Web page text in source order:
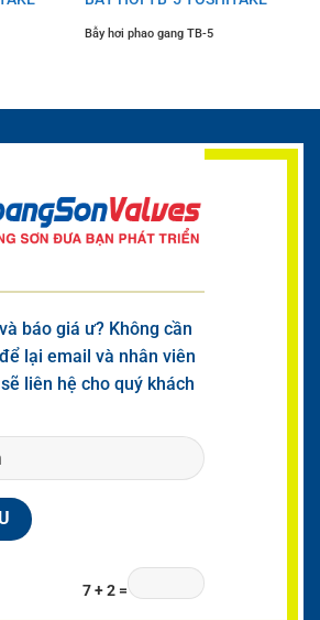
Bẫy hơi phao gang TB-5
báo giá ư? Không cần
lại email và nhân viên
liên hệ cho quý khách
7 + 2 =